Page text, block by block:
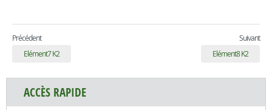
Précédent
Elément7 K2
Suivant
Elément8 K2
ACCÈS RAPIDE